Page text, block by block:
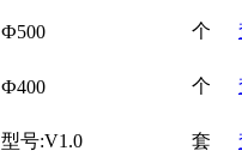
Ф500 个
Ф400 个
型号:V1.0 套